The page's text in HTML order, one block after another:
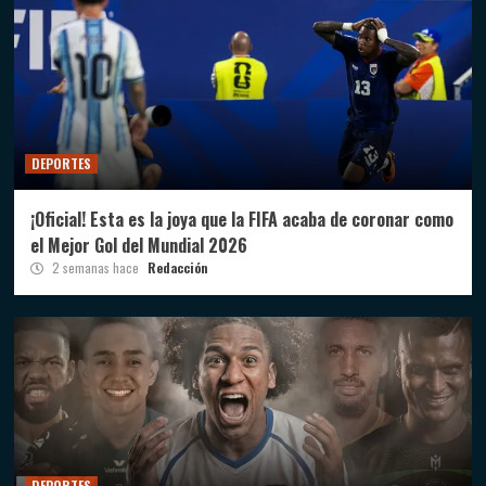
DEPORTES
¡Oficial! Esta es la joya que la FIFA acaba de coronar como
el Mejor Gol del Mundial 2026
2 semanas hace Redacción